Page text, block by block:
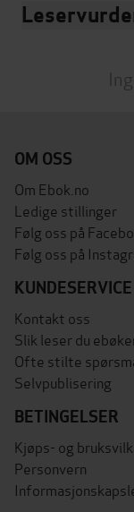
OM OSS
Om Ebok.no
Ledige stillinger
Følg oss på
Følg oss på
KUNDESERVICE
Kontakt oss
Slik leser du
Ofte stilte
Selvpublisering
BETINGELSER
Kjøps- og
Personvern